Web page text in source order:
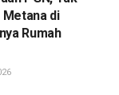
Metana di
Rumah